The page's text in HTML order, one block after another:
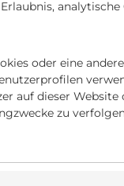
analytische
oder eine
auf dieser
zu